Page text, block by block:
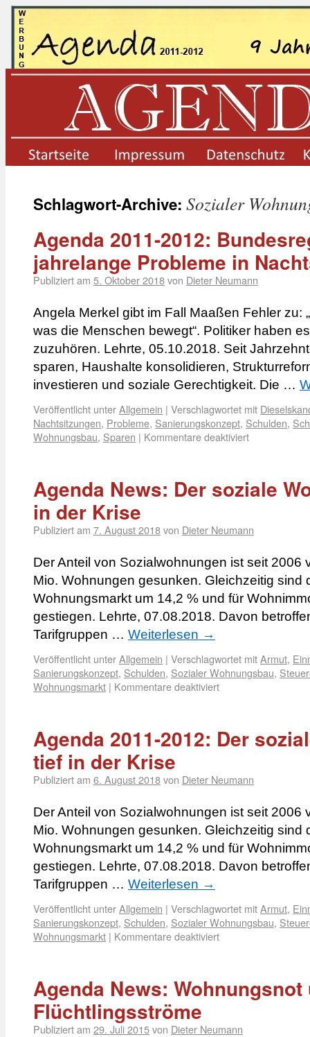
Schlagwort-Archive: Sozialer
Agenda 2011-2012:
jahrelange Probleme in
Publiziert am 5. Oktober 2018von Dieter Neumann
Angela Merkel gibt im Fall Maaßen Fehler zu:
was die Menschen bewegt“. Politiker haben
zuzuhören. Lehrte, 05.10.2018. Seit
sparen, Haushalte konsolidieren,
investieren und soziale Gerechtigkeit. Die …
Veröffentlicht unterAllgemein | Verschlagwortet mit
Nachtsitzungen, Probleme, Sanierungskonzept, Schulden,
Wohnungsbau, Sparen | Kommentare deaktiviert
Agenda News: Der soziale
in der Krise
Publiziert am 7. August 2018von Dieter Neumann
Der Anteil von Sozialwohnungen ist seit 2006
Mio. Wohnungen gesunken. Gleichzeitig sind
Wohnungsmarkt um 14,2 % und für
gestiegen. Lehrte, 07.08.2018. Davon
Tarifgruppen … Weiterlesen →
Veröffentlicht unterAllgemein | Verschlagwortet mitArmut,
Sanierungskonzept, Schulden, Sozialer Wohnungsbau,
Wohnungsmarkt | Kommentare deaktiviert
Agenda 2011-2012: Der
tief in der Krise
Publiziert am 6. August 2018von Dieter Neumann
Der Anteil von Sozialwohnungen ist seit 2006
Mio. Wohnungen gesunken. Gleichzeitig sind
Wohnungsmarkt um 14,2 % und für
gestiegen. Lehrte, 07.08.2018. Davon
Tarifgruppen … Weiterlesen →
Veröffentlicht unterAllgemein | Verschlagwortet mitArmut,
Sanierungskonzept, Schulden, Sozialer Wohnungsbau,
Wohnungsmarkt | Kommentare deaktiviert
Agenda News: Wohnungsnot
Flüchtlingsströme
Publiziert am 29. Juli 2015von Dieter Neumann